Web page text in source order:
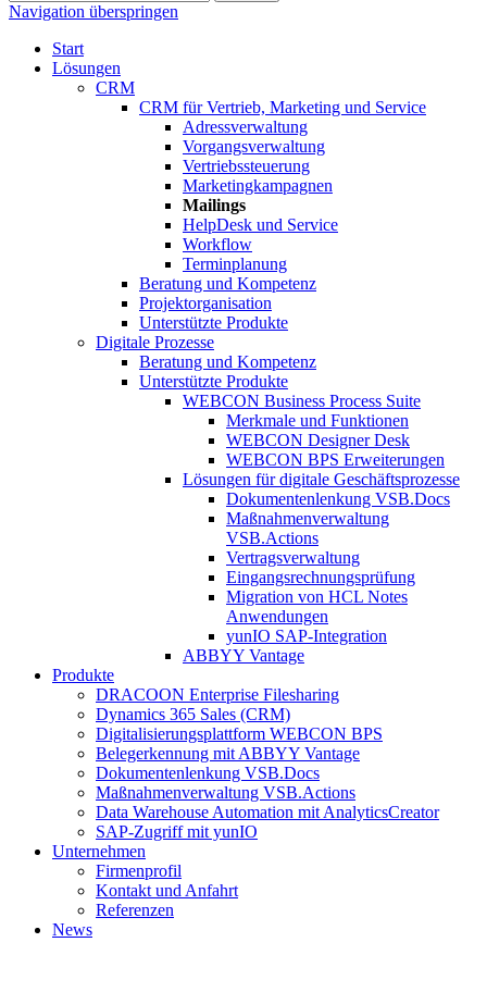
Navigation überspringen
Start
Lösungen
CRM
CRM für Vertrieb, Marketing und Service
Adressverwaltung
Vorgangsverwaltung
Vertriebssteuerung
Marketingkampagnen
Mailings
HelpDesk und Service
Workflow
Terminplanung
Beratung und Kompetenz
Projektorganisation
Unterstützte Produkte
Digitale Prozesse
Beratung und Kompetenz
Unterstützte Produkte
WEBCON Business Process Suite
Merkmale und Funktionen
WEBCON Designer Desk
WEBCON BPS Erweiterungen
Lösungen für digitale Geschäftsprozesse
Dokumentenlenkung VSB.Docs
Maßnahmenverwaltung
VSB.Actions
Vertragsverwaltung
Eingangsrechnungs­prüfung
Migration von HCL Notes
Anwendungen
yunIO SAP-Integration
ABBYY Vantage
Produkte
DRACOON Enterprise Filesharing
Dynamics 365 Sales (CRM)
Digitalisierungsplattform WEBCON BPS
Belegerkennung mit ABBYY Vantage
Dokumentenlenkung VSB.Docs
Maßnahmenverwaltung VSB.Actions
Data Warehouse Automation mit AnalyticsCreator
SAP-Zugriff mit yunIO
Unternehmen
Firmenprofil
Kontakt und Anfahrt
Referenzen
News